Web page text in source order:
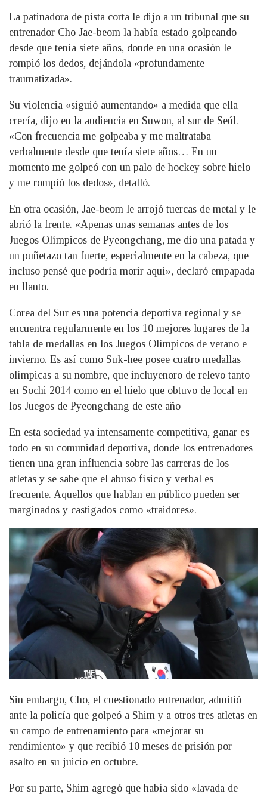
La patinadora de pista corta le dijo a un tribunal que su
entrenador Cho Jae-beom la había estado golpeando
desde que tenía siete años, donde en una ocasión le
rompió los dedos, dejándola «profundamente
traumatizada».
Su violencia «siguió aumentando» a medida que ella
crecía, dijo en la audiencia en Suwon, al sur de Seúl.
«Con frecuencia me golpeaba y me maltrataba
verbalmente desde que tenía siete años… En un
momento me golpeó con un palo de hockey sobre hielo
y me rompió los dedos», detalló.
En otra ocasión, Jae-beom le arrojó tuercas de metal y le
abrió la frente. «Apenas unas semanas antes de los
Juegos Olímpicos de Pyeongchang, me dio una patada y
un puñetazo tan fuerte, especialmente en la cabeza, que
incluso pensé que podría morir aquí», declaró empapada
en llanto.
Corea del Sur es una potencia deportiva regional y se
encuentra regularmente en los 10 mejores lugares de la
tabla de medallas en los Juegos Olímpicos de verano e
invierno. Es así como Suk-hee posee cuatro medallas
olímpicas a su nombre, que incluyenoro de relevo tanto
en Sochi 2014 como en el hielo que obtuvo de local en
los Juegos de Pyeongchang de este año
En esta sociedad ya intensamente competitiva, ganar es
todo en su comunidad deportiva, donde los entrenadores
tienen una gran influencia sobre las carreras de los
atletas y se sabe que el abuso físico y verbal es
frecuente. Aquellos que hablan en público pueden ser
marginados y castigados como «traidores».
Sin embargo, Cho, el cuestionado entrenador, admitió
ante la policía que golpeó a Shim y a otros tres atletas en
su campo de entrenamiento para «mejorar su
rendimiento» y que recibió 10 meses de prisión por
asalto en su juicio en octubre.
Por su parte, Shim agregó que había sido «lavada de